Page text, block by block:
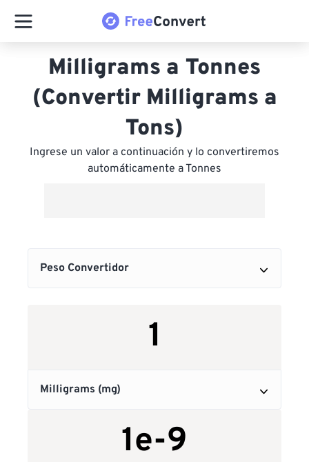
Milligrams a Tonnes
(Convertir Milligrams a
Tons)
Ingrese un valor a continuación y lo convertiremos
automáticamente a Tonnes